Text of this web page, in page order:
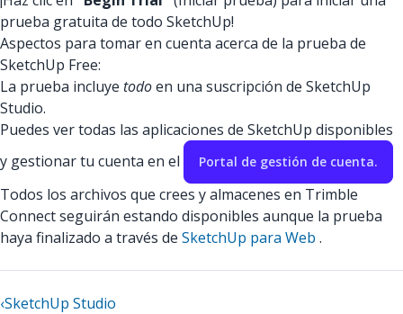
prueba gratuita de todo SketchUp!
Aspectos para tomar en cuenta acerca de la prueba de
SketchUp Free:
La prueba incluye todoen una suscripción de SketchUp
Studio.
Puedes ver todas las aplicaciones de SketchUp disponibles
y gestionar tu cuenta en el
Portal de gestión de cuenta.
Todos los archivos que crees y almacenes en Trimble
Connect seguirán estando disponibles aunque la prueba
haya finalizado a través de SketchUp para Web .
‹SketchUp Studio